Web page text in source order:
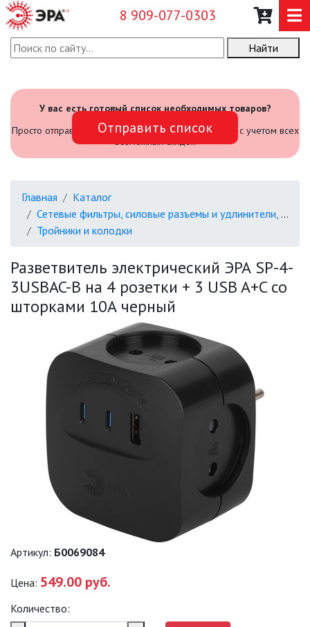
8 909-077-0303
О КОМПАНИИ
САДОВЫЙ ИНВЕНТАРЬ И
ИНСТРУМЕНТЫ
СВЕТИЛЬНИКИ «GEOMETRIA»
ФОНАРИ
САДОВО-ПАРКОВЫЕ
СВЕТИЛЬНИКИ
САДОВЫЕ СВЕТИЛЬНИКИ
САДОВЫЕ ФАСАДНЫЕ
СВЕТИЛЬНИКИ
СВЕТИЛЬНИКИ ДЛЯ РОСТА
РАСТЕНИЙ (ФИТОСВЕТИЛЬНИКИ)
АКСЕССУАРЫ ДЛЯ
ЭЛЕКТРОМОНТАЖА
БАКТЕРИЦИДНЫЕ ЛАМПЫ
ДЕКОРАТИВНАЯ ПОДСВЕТКА
Найти
У вас есть готовый список необходимых товаров?
Просто отправьте его нам и мы посчитаем стоимость с учетом всех
возможных скидок
Отправить список
Главная
Каталог
Сетевые фильтры, силовые разъемы и удлинители, тройники и колодки, вилки
Тройники и колодки
Разветвитель электрический ЭРА SP-4-
3USBAC-B на 4 розетки + 3 USB A+C со
шторками 10А черный
Артикул: Б0069084
Цена: 549.00 руб.
Количество: